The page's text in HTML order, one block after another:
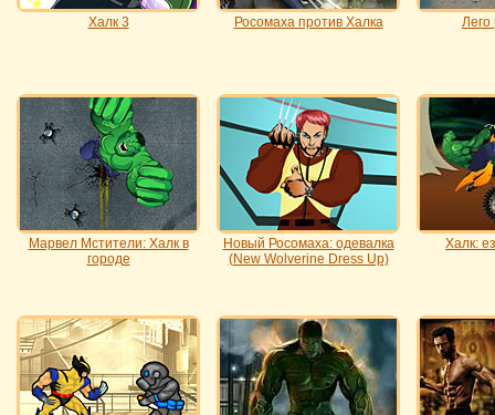
Халк 3 Росомаха против Халка
Марвел Мстители: Халк в
городе
Новый Росомаха: одевалка
(New Wolverine Dress Up)
Халк: